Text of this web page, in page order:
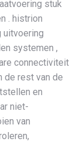
stuk
. histrion
uitvoering
systemen ,
connectiviteit
de rest van de
en
niet-
van